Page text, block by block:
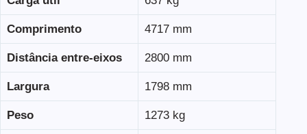
Comprimento 4717 mm
Distância entre-eixos 2800 mm
Largura 1798 mm
Peso 1273 kg